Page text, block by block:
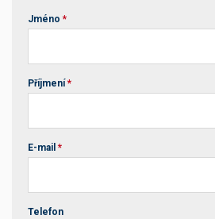
Jméno *
Příjmení *
E-mail *
Telefon